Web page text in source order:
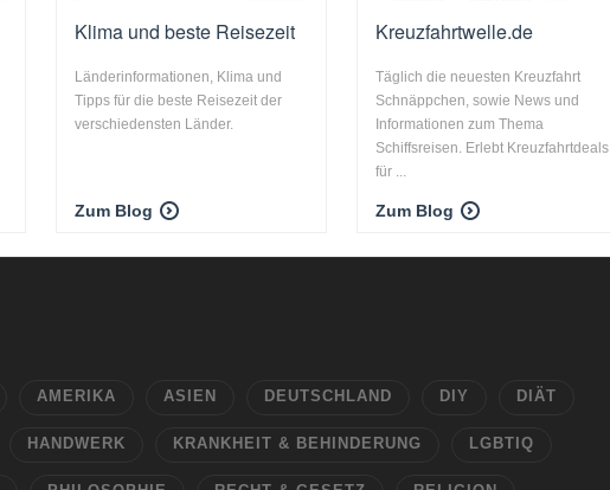
Klima und beste Reisezeit
Länderinformationen, Klima und
Tipps für die beste Reisezeit der
verschiedensten Länder.
Zum Blog
Kreuzfahrtwelle.de
Täglich die neuesten Kreuzfahrt
Schnäppchen, sowie News und
Informationen zum Thema
Schiffsreisen. Erlebt Kreuzfahrtdeals
für ...
Zum Blog
AMERIKA ASIEN DEUTSCHLAND DIY DIÄT
HANDWERK KRANKHEIT & BEHINDERUNG LGBTIQ